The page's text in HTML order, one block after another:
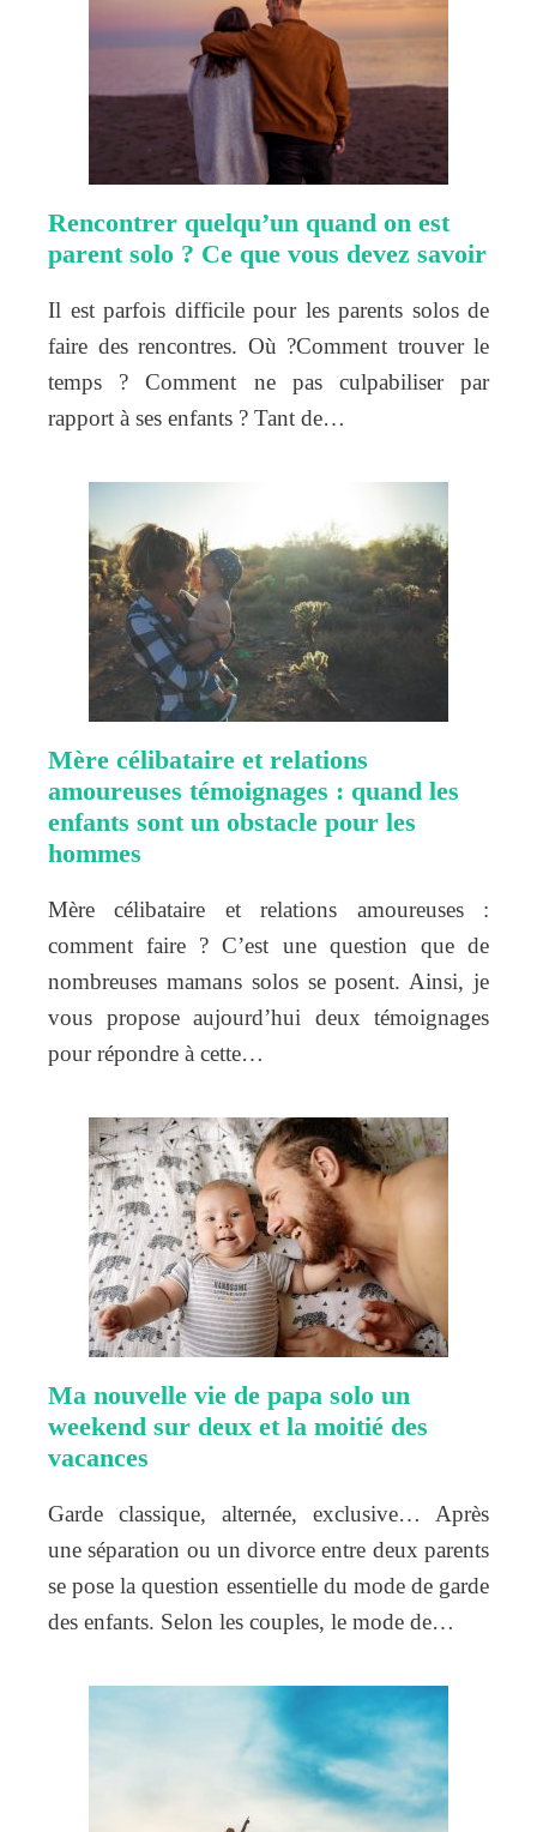
Rencontrer quelqu’un quand on est
parent solo ? Ce que vous devez savoir
Il est parfois difficile pour les parents solos de
faire des rencontres. Où ?Comment trouver le
temps ? Comment ne pas culpabiliser par
rapport à ses enfants ? Tant de…
Mère célibataire et relations
amoureuses témoignages : quand les
enfants sont un obstacle pour les
hommes
Mère célibataire et relations amoureuses :
comment faire ? C’est une question que de
nombreuses mamans solos se posent. Ainsi, je
vous propose aujourd’hui deux témoignages
pour répondre à cette…
Ma nouvelle vie de papa solo un
weekend sur deux et la moitié des
vacances
Garde classique, alternée, exclusive… Après
une séparation ou un divorce entre deux parents
se pose la question essentielle du mode de garde
des enfants. Selon les couples, le mode de…